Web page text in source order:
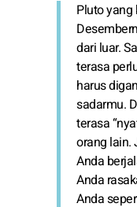
Pluto yang
dari luar.
terasa
harus
sadarmu.
terasa
orang lain.
Anda
Anda
Anda